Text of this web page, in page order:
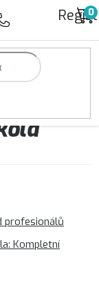
profesionálů
Kompletní